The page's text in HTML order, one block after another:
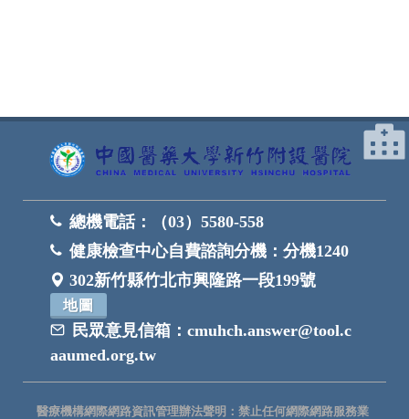
總機電話：
（03）5580-558
健康檢查中心自費諮詢分機： 分機1240
302新竹縣竹北市興隆路一段199號
地圖
民眾意見信箱： cmuhch.answer@tool.c
aaumed.org.tw
醫療機構網際網路資訊管理辦法聲明：禁止任何網際網路服務業